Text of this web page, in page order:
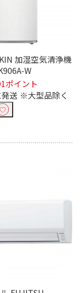
加湿空気清浄機
W
ポイント
送 ※大型品除く